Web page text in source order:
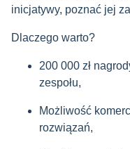
inicjatywy, poznać jej
Dlaczego warto?
200 000 zł
zespołu,
Możliwość
rozwiązań,